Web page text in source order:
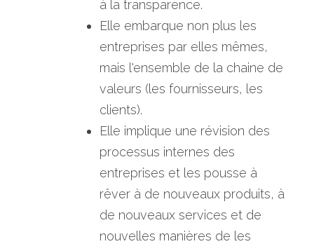
à la transparence.
Elle embarque non plus les
entreprises par elles mêmes,
mais l'ensemble de la chaine de
valeurs (les fournisseurs, les
clients).
Elle implique une révision des
processus internes des
entreprises et les pousse à
rêver à de nouveaux produits, à
de nouveaux services et de
nouvelles manières de les